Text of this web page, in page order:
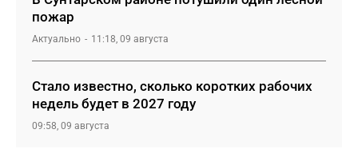
пожар
Актуально 11:18, 09 августа
Стало известно, сколько коротких рабочих
недель будет в 2027 году
09:58, 09 августа